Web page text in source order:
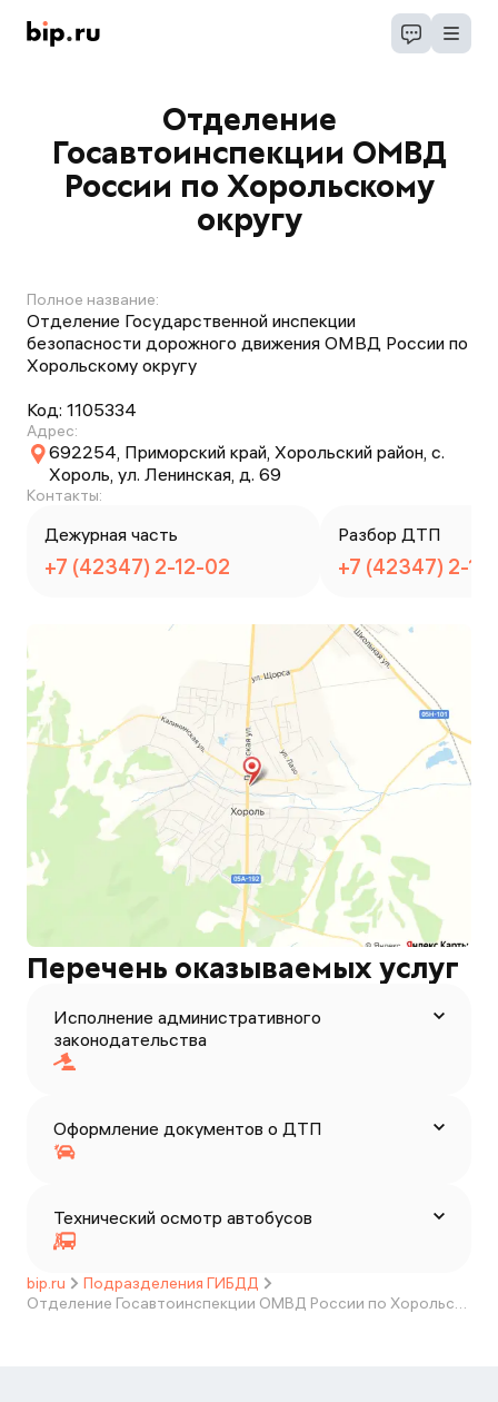
Отделение
Госавтоинспекции ОМВД
России по Хорольскому
округу
Полное название:
Отделение Государственной инспекции
безопасности дорожного движения ОМВД России по
Хорольскому округу
Код: 1105334
Адрес:
692254, Приморский край, Хорольский район, с.
Хороль, ул. Ленинская, д. 69
Контакты:
Дежурная часть
+7 (42347) 2-12-02
Разбор ДТП
+7 (42347) 2-
Перечень оказываемых услуг
Исполнение административного
законодательства
Оформление документов о ДТП
Технический осмотр автобусов
bip.ru
Подразделения ГИБДД
Отделение Госавтоинспекции ОМВД России по Хорольскому округу